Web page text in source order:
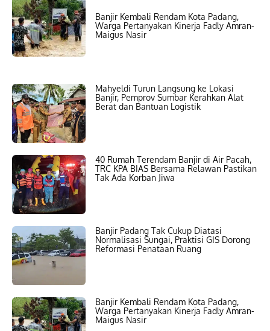
Banjir Kembali Rendam Kota Padang,
Warga Pertanyakan Kinerja Fadly Amran-
Maigus Nasir
Mahyeldi Turun Langsung ke Lokasi
Banjir, Pemprov Sumbar Kerahkan Alat
Berat dan Bantuan Logistik
40 Rumah Terendam Banjir di Air Pacah,
TRC KPA BIAS Bersama Relawan Pastikan
Tak Ada Korban Jiwa
Banjir Padang Tak Cukup Diatasi
Normalisasi Sungai, Praktisi GIS Dorong
Reformasi Penataan Ruang
Banjir Kembali Rendam Kota Padang,
Warga Pertanyakan Kinerja Fadly Amran-
Maigus Nasir